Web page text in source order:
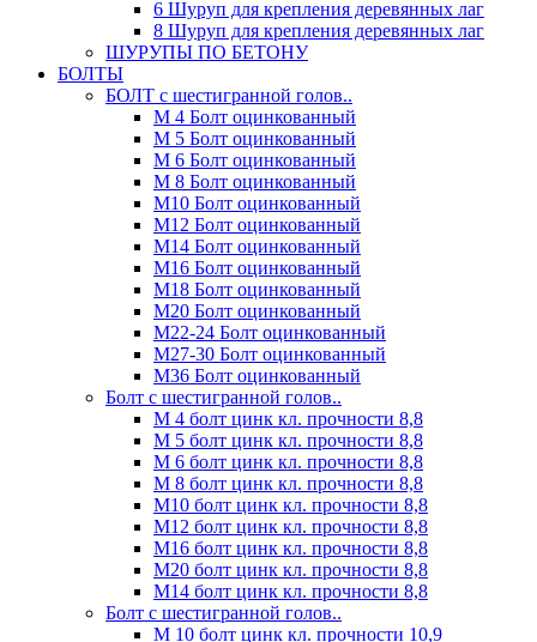
6 Шуруп для крепления деревянных лаг
8 Шуруп для крепления деревянных лаг
ШУРУПЫ ПО БЕТОНУ
БОЛТЫ
БОЛТ с шестигранной голов..
М 4 Болт оцинкованный
М 5 Болт оцинкованный
М 6 Болт оцинкованный
М 8 Болт оцинкованный
М10 Болт оцинкованный
М12 Болт оцинкованный
М14 Болт оцинкованный
М16 Болт оцинкованный
М18 Болт оцинкованный
М20 Болт оцинкованный
М22-24 Болт оцинкованный
М27-30 Болт оцинкованный
М36 Болт оцинкованный
Болт с шестигранной голов..
М 4 болт цинк кл. прочности 8,8
М 5 болт цинк кл. прочности 8,8
М 6 болт цинк кл. прочности 8,8
М 8 болт цинк кл. прочности 8,8
М10 болт цинк кл. прочности 8,8
М12 болт цинк кл. прочности 8,8
М16 болт цинк кл. прочности 8,8
М20 болт цинк кл. прочности 8,8
М14 болт цинк кл. прочности 8,8
Болт с шестигранной голов..
М 10 болт цинк кл. прочности 10,9